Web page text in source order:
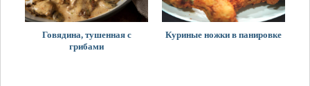
Говядина, тушенная с
грибами
Куриные ножки в панировке